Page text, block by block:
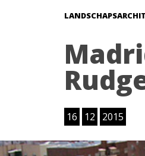
16 12 2015